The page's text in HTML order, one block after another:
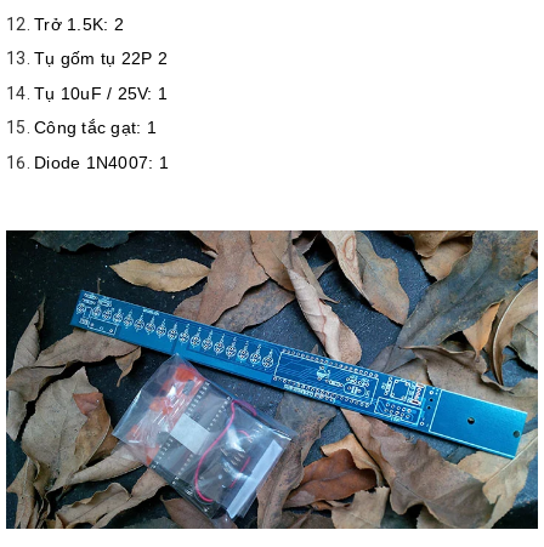
Trở 1.5K: 2
Tụ gốm tụ 22P 2
Tụ 10uF / 25V: 1
Công tắc gạt: 1
Diode 1N4007: 1